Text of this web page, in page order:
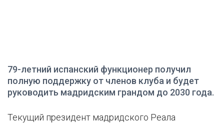
79-летний испанский функционер получил
полную поддержку от членов клуба и будет
руководить мадридским грандом до 2030 года.
Текущий президент мадридского Реала